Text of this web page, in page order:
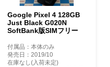
Google Pixel 4 128GB
Just Black G020N
SoftBank版SIMフリー
付属品：本体のみ
発売日：2019/10
在庫なし(入荷未定)